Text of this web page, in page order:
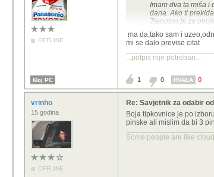
OFFLINE
Imam dva ta miša i
dana. Ako ti
Trenutno bi za
Imaš iAula F75
ma da,tako sam i
mi se dalo previse citat
...potpis nije potreban...
Moj PC 1 0 HVALA 0
vrinho
15 godina
OFFLINE
Re: Savjetnik za odabir
Boja tipkovnice je po
pinske ali mislim da bi 3
Some people are like